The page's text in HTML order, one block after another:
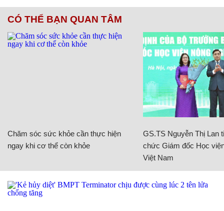
CÓ THỂ BẠN QUAN TÂM
Chăm sóc sức khỏe cần thực hiện
ngay khi cơ thể còn khỏe
GS.TS Nguyễn Thị Lan
chức Giám đốc Học
Việt Nam